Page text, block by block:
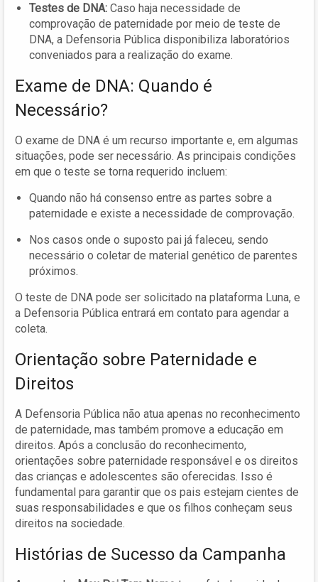
Testes de DNA: Caso haja necessidade de
comprovação de paternidade por meio de teste de
DNA, a Defensoria Pública disponibiliza laboratórios
conveniados para a realização do exame.
Exame de DNA: Quando é
Necessário?
O exame de DNA é um recurso importante e, em algumas
situações, pode ser necessário. As principais condições
em que o teste se torna requerido incluem:
Quando não há consenso entre as partes sobre a
paternidade e existe a necessidade de comprovação.
Nos casos onde o suposto pai já faleceu, sendo
necessário o coletar de material genético de parentes
próximos.
O teste de DNA pode ser solicitado na plataforma Luna, e
a Defensoria Pública entrará em contato para agendar a
coleta.
Orientação sobre Paternidade e
Direitos
A Defensoria Pública não atua apenas no reconhecimento
de paternidade, mas também promove a educação em
direitos. Após a conclusão do reconhecimento,
orientações sobre paternidade responsável e os direitos
das crianças e adolescentes são oferecidas. Isso é
fundamental para garantir que os pais estejam cientes de
suas responsabilidades e que os filhos conheçam seus
direitos na sociedade.
Histórias de Sucesso da Campanha